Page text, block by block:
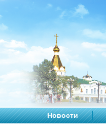
Новости